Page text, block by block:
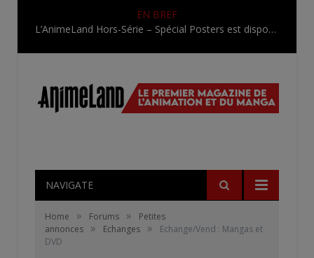
EN BREF
L’AnimeLand Hors-Série – Spécial Posters est disponible !
NAVIGATE
Home » Forums »
Petites
annonces
» Echanges »
Echange/Vend : Mangas et
DVD